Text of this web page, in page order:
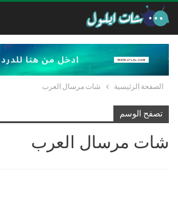
الصفحة الرئيسية شات مرسال العرب
تصفح الوسم
شات مرسال العرب